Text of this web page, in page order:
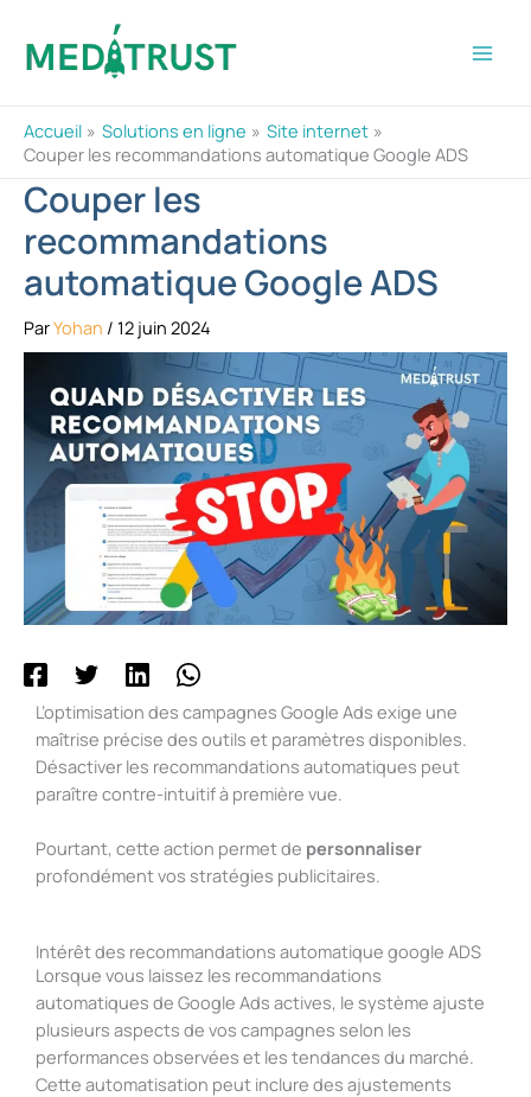
contenu
Accueil Solutions en ligne
Site internet
Couper les recommandations automatique Google ADS
Couper les
recommandations
automatique Google ADS
ParYohan / 12 juin 2024
L’optimisation des campagnes Google Ads exige une
maîtrise précise des outils et paramètres disponibles.
Désactiver les recommandations automatiques peut
paraître contre-intuitif à première vue.
Pourtant, cette action permet de personnaliser
profondément vos stratégies publicitaires.
Intérêt des recommandations automatique google ADS
Lorsque vous laissez les recommandations
automatiques de Google Ads actives, le système ajuste
plusieurs aspects de vos campagnes selon les
performances observées et les tendances du marché.
Cette automatisation peut inclure des ajustements